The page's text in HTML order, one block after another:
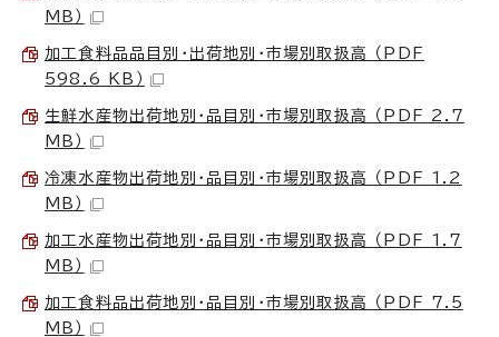
MB）
加工食料品品目別・出荷地別・市場別取扱高 （PDF
598.6 KB）
生鮮水産物出荷地別・品目別・市場別取扱高 （PDF 2.7
MB）
冷凍水産物出荷地別・品目別・市場別取扱高 （PDF 1.2
MB）
加工水産物出荷地別・品目別・市場別取扱高 （PDF 1.7
MB）
加工食料品出荷地別・品目別・市場別取扱高 （PDF 7.5
MB）